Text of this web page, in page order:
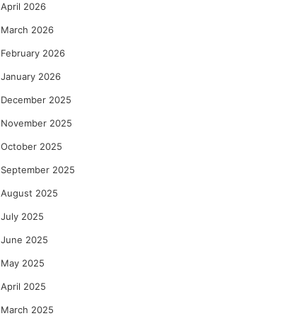
April 2026
March 2026
February 2026
January 2026
December 2025
November 2025
October 2025
September 2025
August 2025
July 2025
June 2025
May 2025
April 2025
March 2025